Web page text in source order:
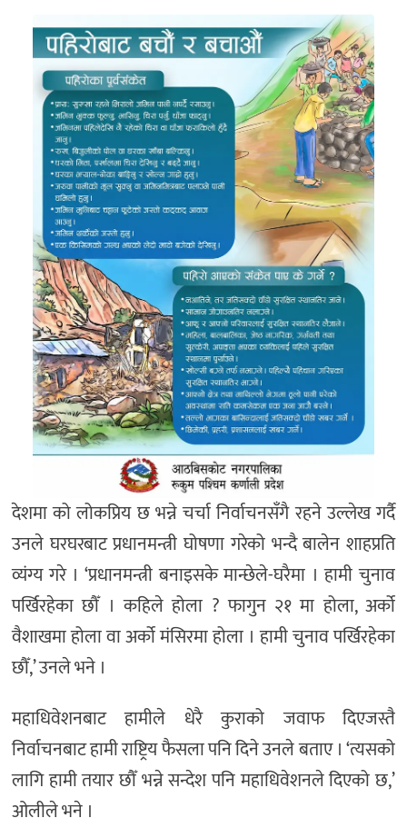
देशमा को लोकप्रिय छ भन्ने चर्चा निर्वाचनसँगै रहने उल्लेख गर्दै
उनले घरघरबाट प्रधानमन्त्री घोषणा गरेको भन्दै बालेन शाहप्रति
व्यंग्य गरे । ‘प्रधानमन्त्री बनाइसके मान्छेले-घरैमा । हामी चुनाव
पर्खिरहेका छौँ । कहिले होला ? फागुन २१ मा होला, अर्को
वैशाखमा होला वा अर्को मंसिरमा होला । हामी चुनाव पर्खिरहेका
छौँ,’ उनले भने ।
महाधिवेशनबाट हामीले धेरै कुराको जवाफ दिएजस्तै
निर्वाचनबाट हामी राष्ट्रिय फैसला पनि दिने उनले बताए । ‘त्यसको
लागि हामी तयार छौँ भन्ने सन्देश पनि महाधिवेशनले दिएको छ,’
ओलीले भने ।